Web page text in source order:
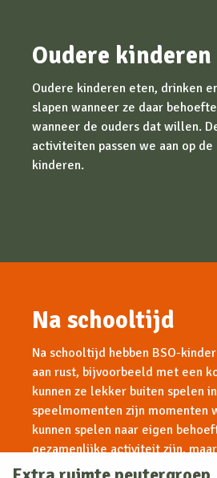
Oudere kinderen
Oudere kinderen eten, drinken
slapen wanneer ze daar
wanneer de ouders dat willen.
activiteiten passen we aan op
kinderen.
Na schooltijd
Na schooltijd hebben BSO-
aan rust, bijvoorbeeld met een
kunnen ze lekker buiten spelen
speelmomenten zijn momenten
kunnen spelen naar eigen
gezamenlijke activiteit zijn,
spel. We willen dat de opvang